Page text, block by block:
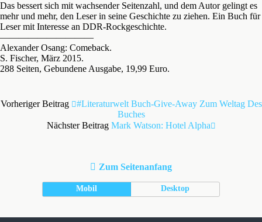
Das bessert sich mit wachsender Seitenzahl, und dem Autor gelingt es
mehr und mehr, den Leser in seine Geschichte zu ziehen. Ein Buch für
Leser mit Interesse an DDR-Rockgeschichte.
——————————
Alexander Osang: Comeback.
S. Fischer, März 2015.
288 Seiten, Gebundene Ausgabe, 19,99 Euro.
Vorheriger Beitrag
#Literaturwelt Buch-Give-Away Zum Weltag Des
Buches
Nächster Beitrag Mark Watson: Hotel Alpha
Zum Seitenanfang
Mobil Desktop